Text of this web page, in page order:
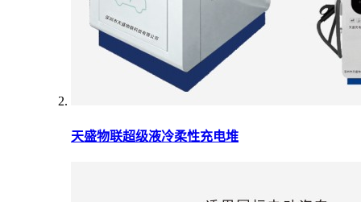
天盛物联超级液冷柔性充电堆